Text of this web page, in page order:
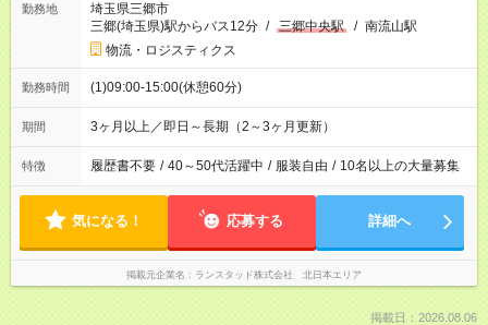
勤務地
埼玉県三郷市
三郷(埼玉県)駅からバス12分 / 三郷中央駅 / 南流山駅
物流・ロジスティクス
勤務時間 (1)09:00-15:00(休憩60分)
期間 3ヶ月以上／即日～長期（2～3ヶ月更新）
特徴 履歴書不要 / 40～50代活躍中 / 服装自由 / 10名以上の大量募集
気になる！ 応募する 詳細へ
掲載元企業名 ランスタッド株式会社 北日本エリア
掲載日：2026.08.06